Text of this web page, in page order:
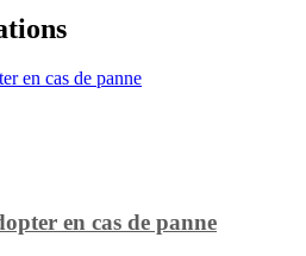
en cas de panne